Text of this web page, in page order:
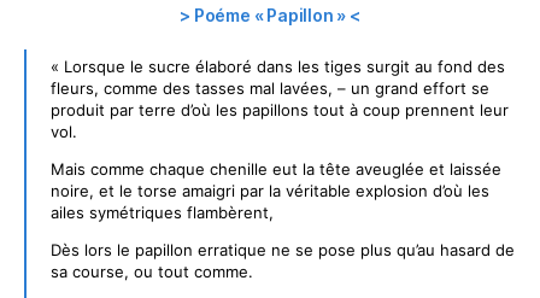
> Poéme « Papillon » <
« Lorsque le sucre élaboré dans les tiges surgit au fond des
fleurs, comme des tasses mal lavées, – un grand effort se
produit par terre d’où les papillons tout à coup prennent leur
vol.
Mais comme chaque chenille eut la tête aveuglée et laissée
noire, et le torse amaigri par la véritable explosion d’où les
ailes symétriques flambèrent,
Dès lors le papillon erratique ne se pose plus qu’au hasard de
sa course, ou tout comme.